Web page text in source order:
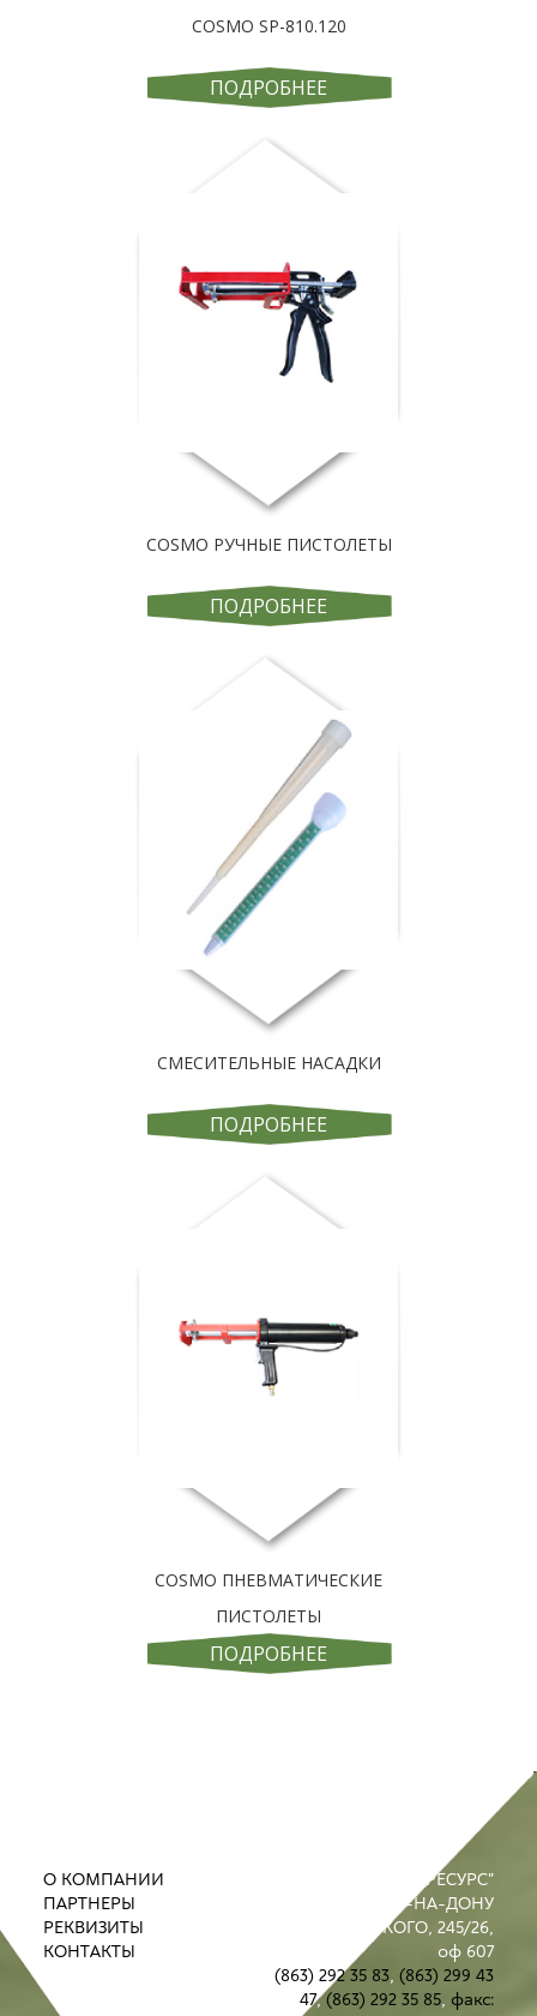
COSMO SP-810.120
ПОДРОБНЕЕ
COSMO РУЧНЫЕ ПИСТОЛЕТЫ
ПОДРОБНЕЕ
СМЕСИТЕЛЬНЫЕ НАСАДКИ
ПОДРОБНЕЕ
COSMO ПНЕВМАТИЧЕСКИЕ
ПИСТОЛЕТЫ
ПОДРОБНЕЕ
О КОМПАНИИ
ПАРТНЕРЫ
РЕКВИЗИТЫ
КОНТАКТЫ
ООО "ПРОМРЕСУРС"
РОСТОВ-НА-ДОНУ
УЛ. М. ГОРЬКОГО, 245/26,
оф 607
(863) 292 35 83,(863) 299 43
47,(863) 292 35 85, факс: